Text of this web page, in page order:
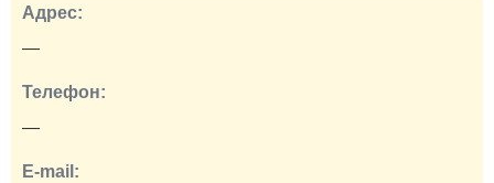
Адрес:
—
Телефон:
—
E-mail: